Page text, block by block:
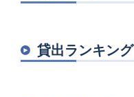
貸出ランキング